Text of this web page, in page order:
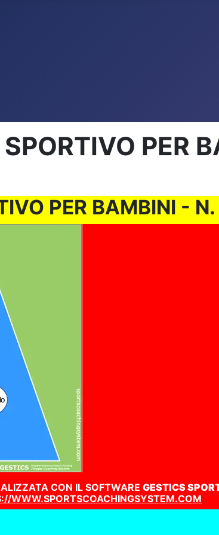
PER
PER BAMBINI -
CON IL SOFTWARE GESTICS
WWW.SPORTSCOACHINGSYSTEM.COM